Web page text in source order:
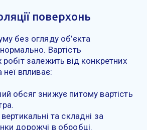
поверхонь
без огляду об’єкта
Вартість
робіт залежить від конкретних
впливає:
обсяг знижує питому вартість
та складні за
дорожчі в обробці.